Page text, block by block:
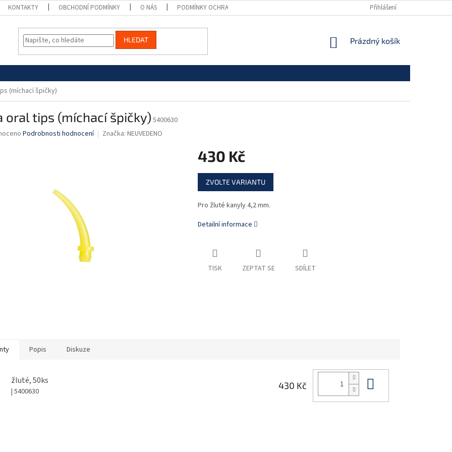
KONTAKTY OBCHODNÍ PODMÍNKY O NÁS PODMÍNKY OCHRANY OSOBNÍCH ÚDAJŮ Přihlášení
HLEDAT
NÁKUPNÍ
Prázdný košík
(míchací špičky)
oral tips (míchací špičky) 5400630
Podrobnosti hodnocení Značka: NEUVEDENO
430 Kč
Měrná
cena:
ZVOLTE VARIANTU
Pro žluté kanyly 4,2 mm.
Detailní informace
TISK ZEPTAT SE SDÍLET
Popis Diskuze
žluté, 50ks
| 5400630
430 Kč